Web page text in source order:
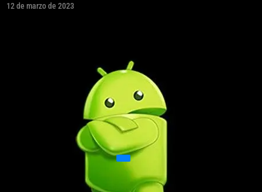
12 de marzo de 2023